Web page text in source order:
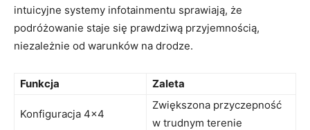
intuicyjne systemy infotainmentu sprawiają, że
podróżowanie staje⁣ się ‍prawdziwą przyjemnością,
niezależnie​ od warunków na ‌drodze.
Funkcja Zaleta
Konfiguracja 4×4
Zwiększona przyczepność
w trudnym terenie